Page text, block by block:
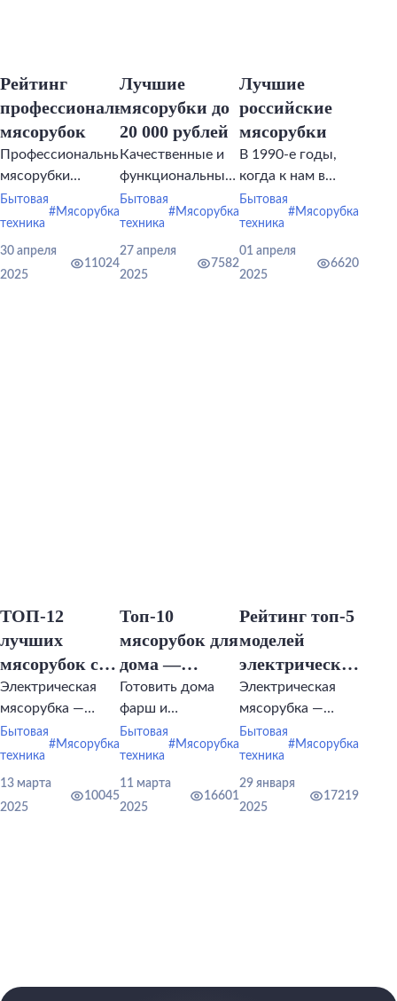
Рейтинг
профессиональных
мясорубок
Профессиональные
мясорубки
отличаются
высокой
производительностью.
Бытовая
техника
#Мясорубка
30 апреля
2025
11024
Лучшие
мясорубки до
20 000 рублей
Качественные и
функциональные
электромясорубки
есть в разных
сегментах.
Бытовая
техника
#Мясорубка
27 апреля
2025
7582
Лучшие
российские
мясорубки
В 1990-е годы,
когда к нам в
страну стала
массово
бытовая техника
зарубежных
Бытовая
техника
#Мясорубка
01 апреля
2025
6620
ТОП-12
лучших
мясорубок с
металлическими
шестернями —
рейтинг
2025 года
Электрическая
мясорубка —
техника, которая
должна служить
Бытовая
техника
#Мясорубка
13 марта
2025
10045
Топ-10
мясорубок для
дома —
рейтинги
лучших
моделей в
бюджетном
и премиальном
сегментах
Готовить дома
фарш и
различные
заготовки из
фруктов намного
дешевле и
Бытовая
техника
#Мясорубка
11 марта
2025
16601
Рейтинг топ-5
моделей
электрических
мясорубок
Электрическая
мясорубка —
незаменимая
вещь на кухне.
Бытовая
техника
#Мясорубка
29 января
2025
17219